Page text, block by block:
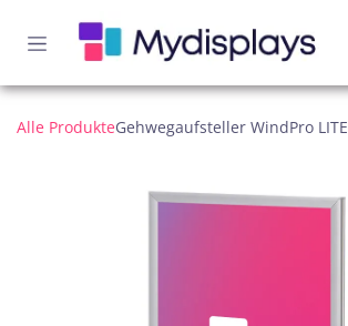
Alle ProdukteGehwegaufsteller WindPro LITE